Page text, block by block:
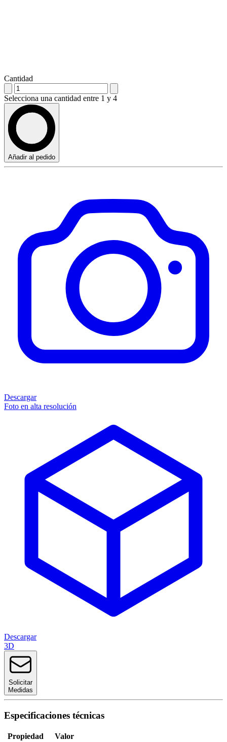
Cantidad
Selecciona una cantidad entre 1 y 4
Añadir al pedido
Descargar
Foto en alta resolución
Descargar
3D
Solicitar
Medidas
Especificaciones técnicas
Propiedad
Valor